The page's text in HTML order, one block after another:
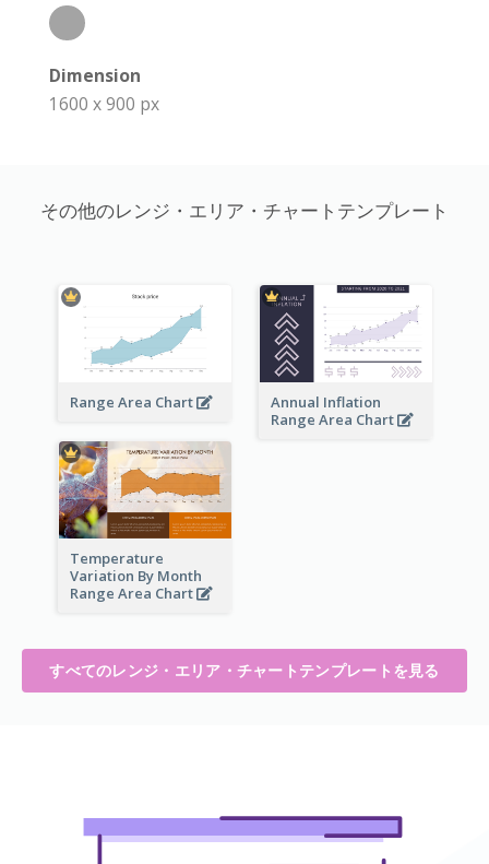
Dimension
1600 x 900 px
その他のレンジ・エリア・チャートテンプレート
Range Area Chart
Annual Inflation
Range Area Chart
Temperature
Variation By Month
Range Area Chart
すべてのレンジ・エリア・チャートテンプレートを見る